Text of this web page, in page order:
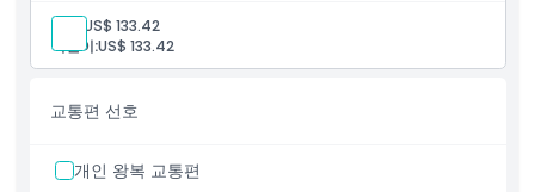
포함 사항
수영장 내 최대 3가지 돌고래 활동 (실내)
VIP 돌고래 & 물개 쇼 티켓
어린이 및 성인 정책
5세 이상부터 이 패키지를 이용할 수 있습니다. 18세 이상의 유
다.
성인: US$ 133.42
어린이:US$ 133.42
교통편 선호
개인 왕복 교통편